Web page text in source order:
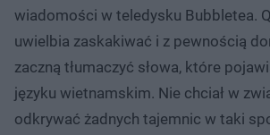
wiadomości w teledysku Bubbletea.
uwielbia zaskakiwać i z pewnością
zaczną tłumaczyć słowa, które
języku wietnamskim. Nie chciał w
odkrywać żadnych tajemnic w taki